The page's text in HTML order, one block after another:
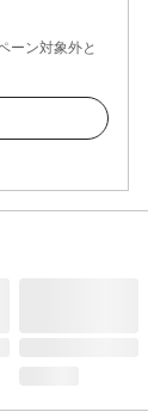
ーン対象外と